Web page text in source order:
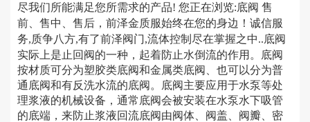
尽我们所能满足您所需求的产品! 您正在浏览:底阀 售
前、售中、售后，前泽金质服始终在您的身边！诚信服
务,质争八方,有了前泽阀门,流体控制尽在掌握之中..底阀
实际上是止回阀的一种，起着防止水倒流的作用。底阀
按材质可分为塑胶类底阀和金属类底阀、也可以分为普
通底阀和有反洗水流的底阀。底阀主要应用于水泵等处
理浆液的机械设备，通常底阀会被安装在水泵水下吸管
的底端，来防止浆液回流底阀由阀体、阀盖、阀瓣、密